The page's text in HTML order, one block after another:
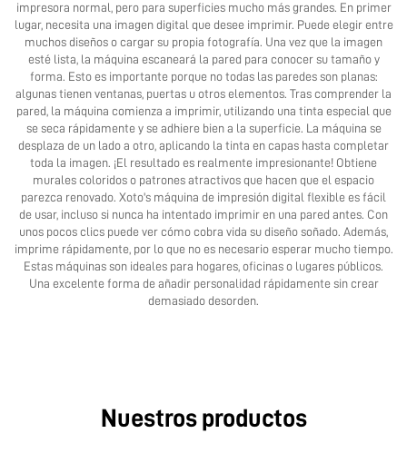
Aplicación
Contáctanos
impresora normal, pero para superficies mucho más grandes. En primer
lugar, necesita una imagen digital que desee imprimir. Puede elegir entre
muchos diseños o cargar su propia fotografía. Una vez que la imagen
esté lista, la máquina escaneará la pared para conocer su tamaño y
forma. Esto es importante porque no todas las paredes son planas:
algunas tienen ventanas, puertas u otros elementos. Tras comprender la
pared, la máquina comienza a imprimir, utilizando una tinta especial que
se seca rápidamente y se adhiere bien a la superficie. La máquina se
desplaza de un lado a otro, aplicando la tinta en capas hasta completar
toda la imagen. ¡El resultado es realmente impresionante! Obtiene
murales coloridos o patrones atractivos que hacen que el espacio
parezca renovado. Xoto's máquina de impresión digital flexible es fácil
de usar, incluso si nunca ha intentado imprimir en una pared antes. Con
unos pocos clics puede ver cómo cobra vida su diseño soñado. Además,
imprime rápidamente, por lo que no es necesario esperar mucho tiempo.
Estas máquinas son ideales para hogares, oficinas o lugares públicos.
Una excelente forma de añadir personalidad rápidamente sin crear
demasiado desorden.
Nuestros productos